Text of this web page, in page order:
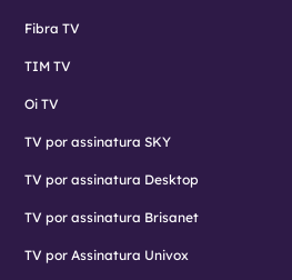
Fibra TV
TIM TV
Oi TV
TV por assinatura SKY
TV por assinatura Desktop
TV por assinatura Brisanet
TV por Assinatura Univox